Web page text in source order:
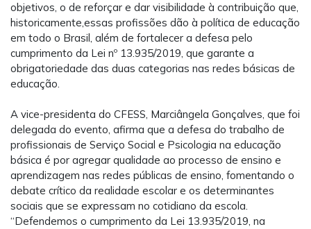
objetivos, o de reforçar e dar visibilidade à contribuição que,
historicamente,essas profissões dão à política de educação
em todo o Brasil, além de fortalecer a defesa pelo
cumprimento da Lei nº 13.935/2019, que garante a
obrigatoriedade das duas categorias nas redes básicas de
educação.
A vice-presidenta do CFESS, Marciângela Gonçalves, que foi
delegada do evento, afirma que a defesa do trabalho de
profissionais de Serviço Social e Psicologia na educação
básica é por agregar qualidade ao processo de ensino e
aprendizagem nas redes públicas de ensino, fomentando o
debate crítico da realidade escolar e os determinantes
sociais que se expressam no cotidiano da escola.
“Defendemos o cumprimento da Lei 13.935/2019, na